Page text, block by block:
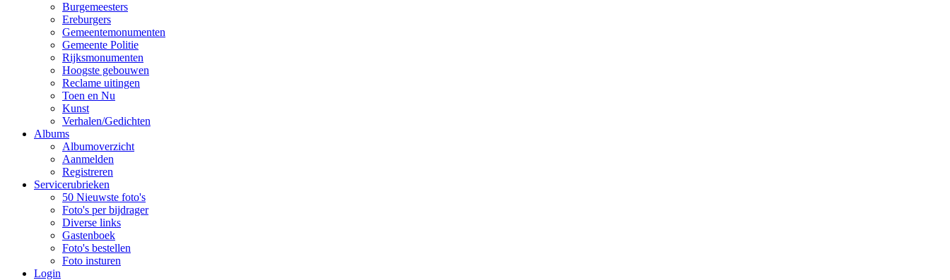
Burgemeesters
Ereburgers
Gemeentemonumenten
Gemeente Politie
Rijksmonumenten
Hoogste gebouwen
Reclame uitingen
Toen en Nu
Kunst
Verhalen/Gedichten
Albums
Albumoverzicht
Aanmelden
Registreren
Servicerubrieken
50 Nieuwste foto's
Foto's per bijdrager
Diverse links
Gastenboek
Foto's bestellen
Foto insturen
Login